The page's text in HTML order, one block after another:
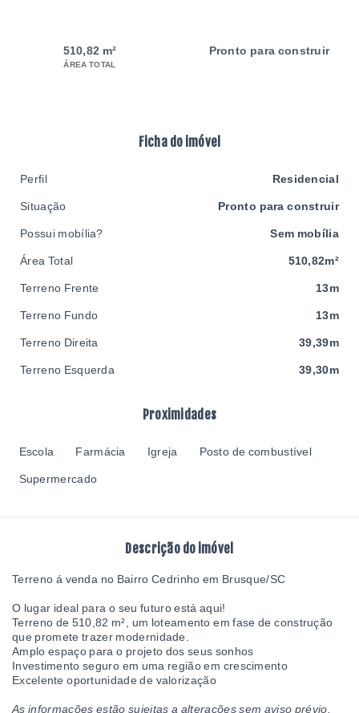
510,82 m²
ÁREA TOTAL
Pronto para construir
Proximidades
Escola Farmácia Igreja Posto de combustível
Supermercado
Descrição do imóvel
Terreno á venda no Bairro Cedrinho em Brusque/SC
O lugar ideal para o seu futuro está aqui!
Terreno de 510,82 m², um loteamento em fase de construção
que promete trazer modernidade.
Amplo espaço para o projeto dos seus sonhos
Investimento seguro em uma região em crescimento
Excelente oportunidade de valorização
As informações estão sujeitas a alterações sem aviso prévio.
Ficha do imóvel
Perfil Residencial
Situação Pronto para construir
Possui mobília? Sem mobília
Área Total 510,82m²
Terreno Frente 13m
Terreno Fundo 13m
Terreno Direita 39,39m
Terreno Esquerda 39,30m